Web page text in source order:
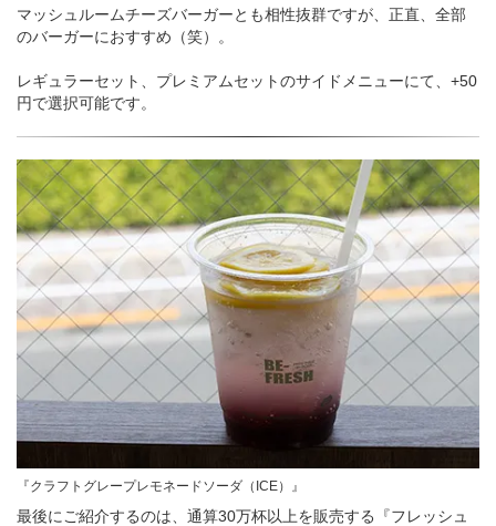
マッシュルームチーズバーガーとも相性抜群ですが、正直、全部
のバーガーにおすすめ（笑）。
レギュラーセット、プレミアムセットのサイドメニューにて、+50
円で選択可能です。
『クラフトグレープレモネードソーダ（ICE）』
最後にご紹介するのは、通算30万杯以上を販売する『フレッシュ